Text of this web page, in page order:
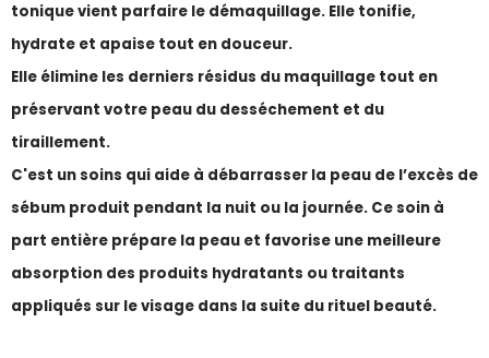
tonique vient parfaire le démaquillage. Elle tonifie,
hydrate et apaise tout en douceur.
Elle élimine les derniers résidus du maquillage tout en
préservant votre peau du desséchement et du
tiraillement.
C'est un soins qui aide à débarrasser la peau de l’excès de
sébum produit pendant la nuit ou la journée. Ce soin à
part entière prépare la peau et favorise une meilleure
absorption des produits hydratants ou traitants
appliqués sur le visage dans la suite du rituel beauté.